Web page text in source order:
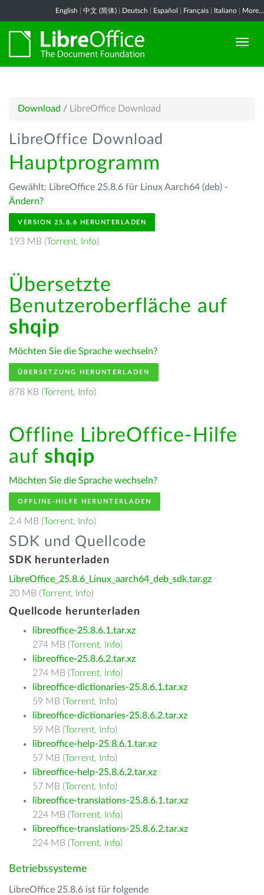
English 中文 (简体) Deutsch Español Français Italiano More...
Download / LibreOffice Download
LibreOffice Download
Hauptprogramm
Gewählt: LibreOffice 25.8.6 für Linux Aarch64 (deb) -
Ändern?
VERSION 25.8.6 HERUNTERLADEN
193 MB (Torrent, Info)
Übersetzte
Benutzeroberfläche auf
shqip
Möchten Sie die Sprache wechseln?
ÜBERSETZUNG HERUNTERLADEN
878 KB (Torrent, Info)
Offline LibreOffice-Hilfe
auf shqip
Möchten Sie die Sprache wechseln?
OFFLINE-HILFE HERUNTERLADEN
2.4 MB (Torrent, Info)
SDK und Quellcode
SDK herunterladen
LibreOffice_25.8.6_Linux_aarch64_deb_sdk.tar.gz
20 MB (Torrent, Info)
Quellcode herunterladen
libreoffice-25.8.6.1.tar.xz
274 MB (Torrent, Info)
libreoffice-25.8.6.2.tar.xz
274 MB (Torrent, Info)
libreoffice-dictionaries-25.8.6.1.tar.xz
59 MB (Torrent, Info)
libreoffice-dictionaries-25.8.6.2.tar.xz
59 MB (Torrent, Info)
libreoffice-help-25.8.6.1.tar.xz
57 MB (Torrent, Info)
libreoffice-help-25.8.6.2.tar.xz
57 MB (Torrent, Info)
libreoffice-translations-25.8.6.1.tar.xz
224 MB (Torrent, Info)
libreoffice-translations-25.8.6.2.tar.xz
224 MB (Torrent, Info)
Betriebssysteme
LibreOffice 25.8.6 ist für folgende